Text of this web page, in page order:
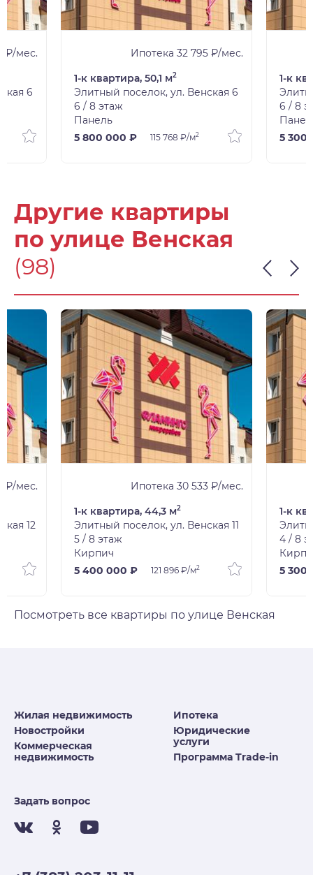
₽/мес.
6
Ипотека 32 795 ₽/мес.
1-к квартира, 50,1 м2
Элитный поселок, ул. Венская 6
6 / 8 этаж
Панель
5 800 000 ₽
115 768 ₽/м2
1-к
6 / 8
5 300
Другие квартиры
по улице Венская
(98)
₽/мес.
12
Ипотека 30 533 ₽/мес.
1-к квартира, 44,3 м2
Элитный поселок, ул. Венская 11
5 / 8 этаж
Кирпич
5 400 000 ₽
121 896 ₽/м2
1-к
4 / 8
5 300
Посмотреть все квартиры по улице Венская
Жилая недвижимость
Новостройки
Коммерческая
недвижимость
Ипотека
Юридические
услуги
Программа Trade-in
Задать вопрос